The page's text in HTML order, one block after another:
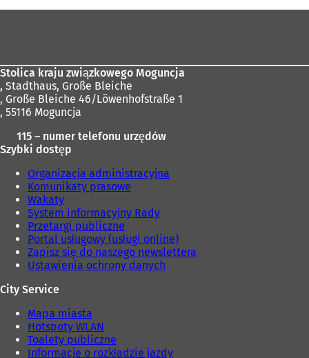
Stolica kraju związkowego Moguncja
, Stadthaus, Große Bleiche
, Große Bleiche 46/Löwenhofstraße 1
, 55116 Moguncja
115 – numer telefonu urzędów
Szybki dostęp
Organizacja administracyjna
Komunikaty prasowe
Wakaty
System informacyjny Rady
Przetargi publiczne
Portal usługowy (usługi online)
Zapisz się do naszego newslettera
Ustawienia ochrony danych
City Service
Mapa miasta
Hotspoty WLAN
Toalety publiczne
Informacje o rozkładzie jazdy